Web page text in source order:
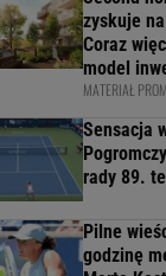
zyskuje
Coraz
model
MATERIAŁ
Sensacja
rady 89.
Pilne
godzinę